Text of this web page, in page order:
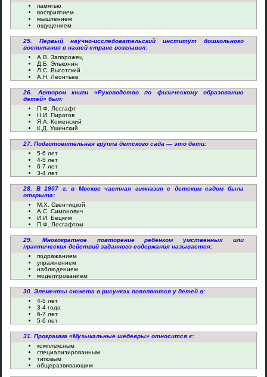
памятью
восприятием
мышлением
ощущением
25. Первый научно-исследовательский институт дошкольного
воспитания в нашей стране возглавил:
А.В. Запорожец
Д.Б. Эльконин
Л.С. Выготский
А.Н. Леонтьев
26. Автором книги «Руководство по физическому образованию
детей» был:
П.Ф. Лесгафт
Н.И. Пирогов
Я.А. Коменский
К.Д. Ушинский
27. Подготовительная группа детского сада — это дети:
5-6 лет
4-5 лет
6-7 лет
3-4 лет
28. В 1907 г. в Москве частная гимназия с детским садом была
открыта:
М.X. Свентицкой
А.С. Симонович
И.И. Бецким
П.Ф. Лесгафтом
29. Многократное повторение ребенком умственных или
практических действий заданного содержания называется:
подражанием
упражнением
наблюдением
моделированием
30. Элементы сюжета в рисунках появляются у детей в:
4-5 лет
3-4 года
6-7 лет
5-6 лет
31. Программа «Музыкальные шедевры» относится к:
комплексным
специализированным
типовым
общеразвивающим